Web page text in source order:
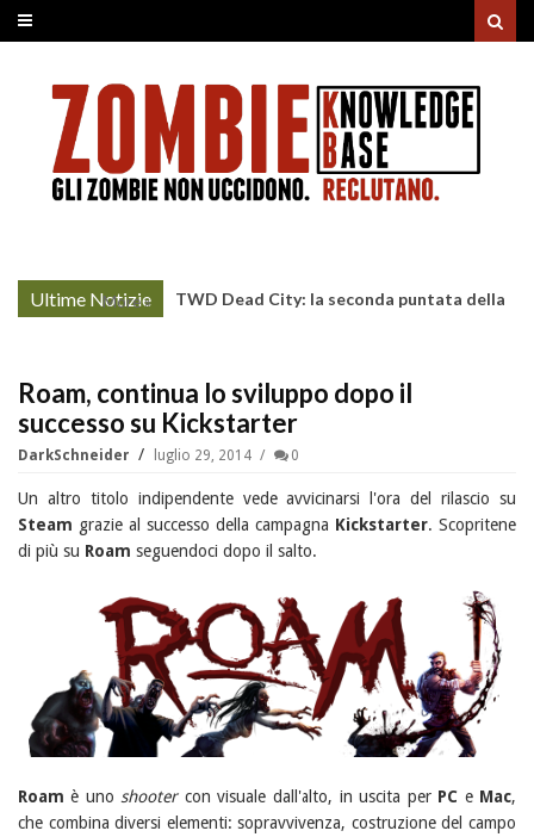
Ultime Notizie
More »
TWD Dead City: la seconda puntata della
Roam, continua lo sviluppo dopo il
successo su Kickstarter
DarkSchneider luglio 29, 2014 0
Un altro titolo indipendente vede avvicinarsi l'ora del rilascio su
Steam grazie al successo della campagna Kickstarter. Scopritene
di più su Roam seguendoci dopo il salto.
Roam è uno shootercon visuale dall'alto, in uscita per PC e Mac,
che combina diversi elementi: sopravvivenza, costruzione del campo